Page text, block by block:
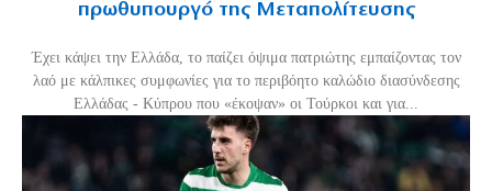
πρωθυπουργό της Μεταπολίτευσης
Έχει κάψει την Ελλάδα, το παίζει όψιμα πατριώτης εμπαίζοντας τον
λαό με κάλπικες συμφωνίες για το περιβόητο καλώδιο διασύνδεσης
Ελλάδας - Κύπρου που «έκοψαν» οι Τούρκοι και για...